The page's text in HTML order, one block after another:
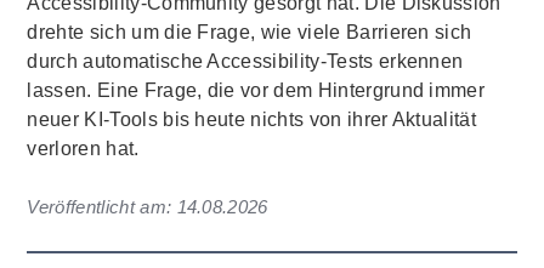
drehte sich um die Frage, wie viele Barrieren sich
durch automatische Accessibility-Tests erkennen
lassen. Eine Frage, die vor dem Hintergrund immer
neuer KI-Tools bis heute nichts von ihrer Aktualität
verloren hat.
Veröffentlicht am: 14.08.2026